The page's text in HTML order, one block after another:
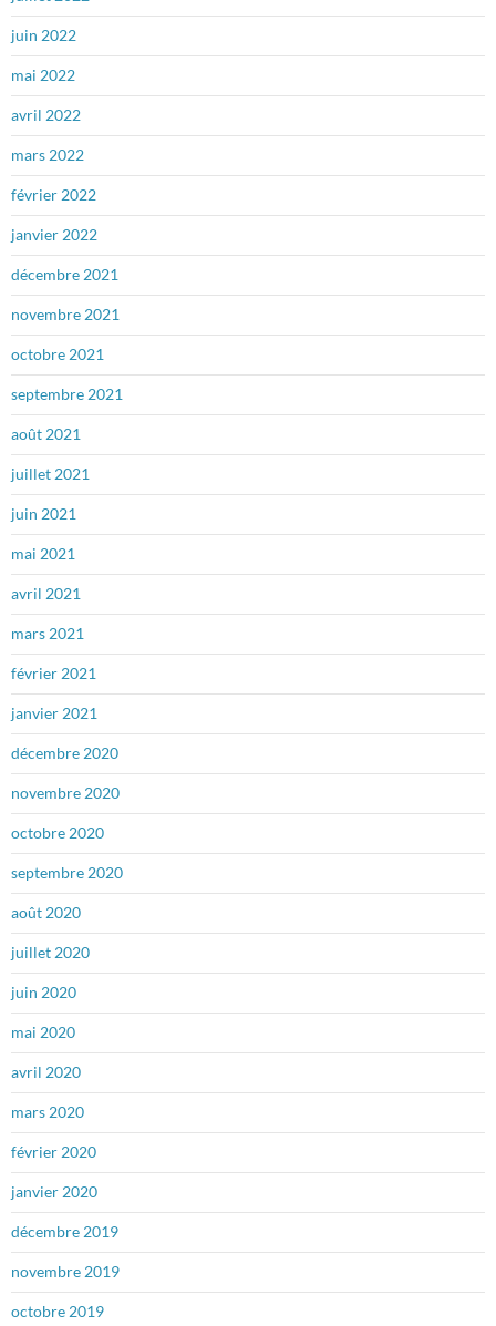
juin 2022
mai 2022
avril 2022
mars 2022
février 2022
janvier 2022
décembre 2021
novembre 2021
octobre 2021
septembre 2021
août 2021
juillet 2021
juin 2021
mai 2021
avril 2021
mars 2021
février 2021
janvier 2021
décembre 2020
novembre 2020
octobre 2020
septembre 2020
août 2020
juillet 2020
juin 2020
mai 2020
avril 2020
mars 2020
février 2020
janvier 2020
décembre 2019
novembre 2019
octobre 2019